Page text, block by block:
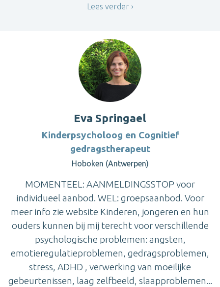
Lees verder
Eva Springael
Kinderpsycholoog en Cognitief
gedragstherapeut
Hoboken (Antwerpen)
MOMENTEEL: AANMELDINGSSTOP voor
individueel aanbod. WEL: groepsaanbod. Voor
meer info zie website Kinderen, jongeren en hun
ouders kunnen bij mij terecht voor verschillende
psychologische problemen: angsten,
emotieregulatieproblemen, gedragsproblemen,
stress, ADHD , verwerking van moeilijke
gebeurtenissen, laag zelfbeeld, slaapproblemen...